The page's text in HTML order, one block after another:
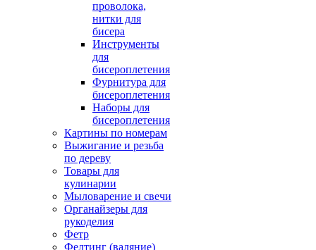
проволока,
нитки для
бисера
Инструменты
для
бисероплетения
Фурнитура для
бисероплетения
Наборы для
бисероплетения
Картины по номерам
Выжигание и резьба
по дереву
Товары для
кулинарии
Мыловарение и свечи
Органайзеры для
рукоделия
Фетр
Фелтинг (валяние)